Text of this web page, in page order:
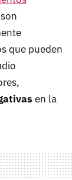
que pueden
en la